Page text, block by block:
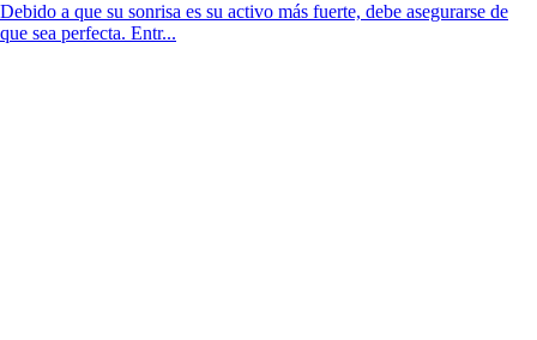
Debido a que su sonrisa es su activo más fuerte, debe asegurarse de
que sea perfecta. Entr...